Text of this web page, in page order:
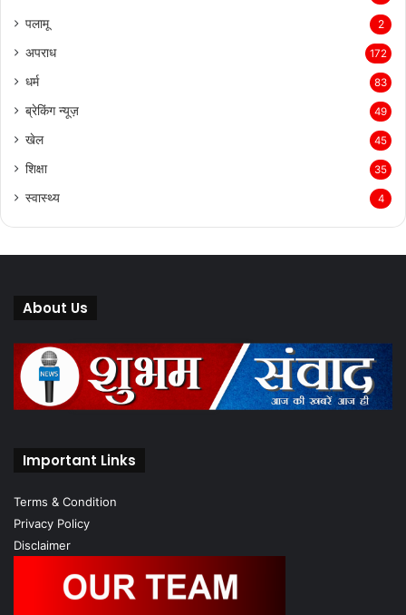
पलामू 2
अपराध 172
धर्म 83
ब्रेकिंग न्यूज़ 49
खेल 45
शिक्षा 35
स्वास्थ्य 4
About Us
Important Links
Terms & Condition
Privacy Policy
Disclaimer